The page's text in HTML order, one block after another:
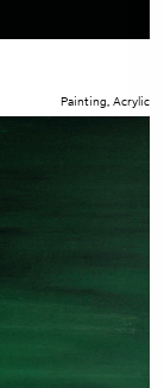
Painting, Acrylic